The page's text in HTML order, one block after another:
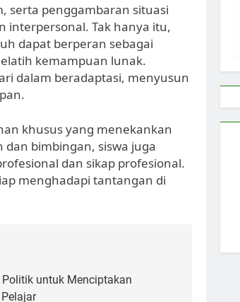
serta penggambaran situasi
interpersonal. Tak hanya itu,
dapat berperan sebagai
kemampuan lunak.
dalam beradaptasi, menyusun
khusus yang menekankan
bimbingan, siswa juga
dan sikap profesional.
menghadapi tantangan di
Politik untuk Menciptakan